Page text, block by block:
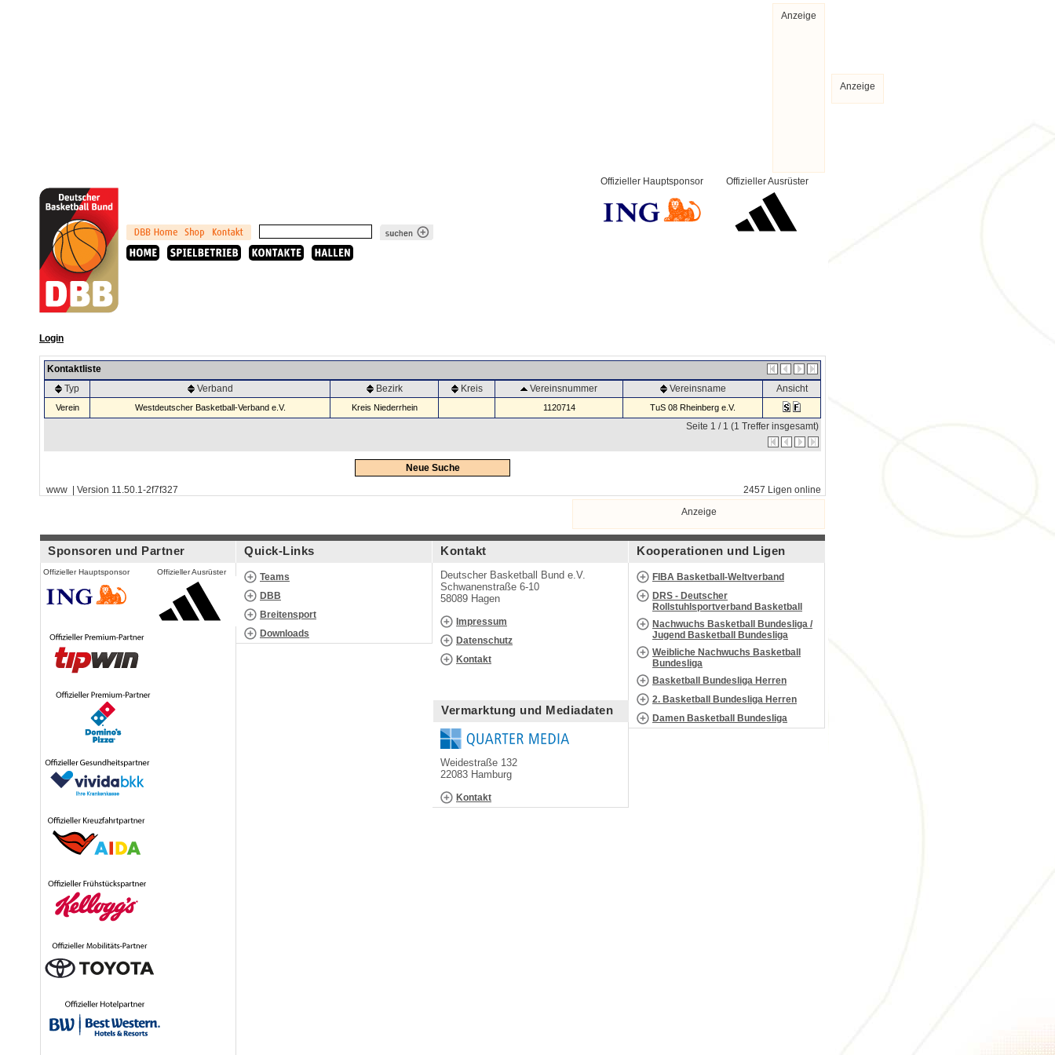
Anzeige
Offizieller Ausrüster
Offizieller Hauptsponsor
Login
Kontaktliste
Typ
Verband Bezirk Kreis Vereinsnummer Vereinsname Ansicht
Verein Westdeutscher Basketball-Verband e.V. Kreis Niederrhein 1120714 TuS 08 Rheinberg e.V.
Seite 1 / 1 (1 Treffer insgesamt)
Neue Suche
www | Version 11.50.1-2f7f327
2457 Ligen online
Anzeige
Sponsoren und Partner
Offizieller Hauptsponsor Offizieller Ausrüster
Quick-Links
Teams
DBB
Breitensport
Downloads
Kontakt
Deutscher Basketball Bund e.V.
Schwanenstraße 6-10
58089 Hagen
Impressum
Datenschutz
Kontakt
Vermarktung und Mediadaten
Weidestraße 132
22083 Hamburg
Kontakt
Kooperationen und Ligen
FIBA Basketball-Weltverband
DRS - Deutscher
Rollstuhlsportverband Basketball
Nachwuchs Basketball Bundesliga /
Jugend Basketball Bundesliga
Weibliche Nachwuchs Basketball
Bundesliga
Basketball Bundesliga Herren
2. Basketball Bundesliga Herren
Damen Basketball Bundesliga
Anzeige